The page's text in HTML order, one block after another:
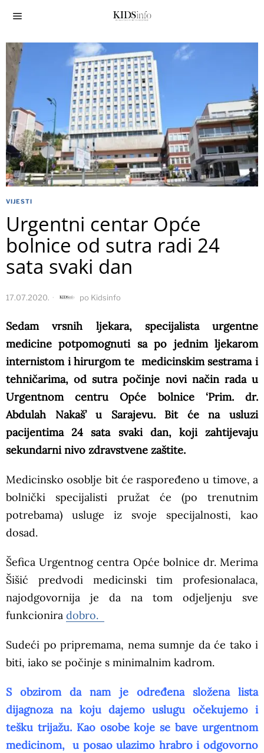
VIJESTI
Urgentni centar Opće
bolnice od sutra radi 24
sata svaki dan
17.07.2020. po Kidsinfo
Sedam vrsnih ljekara, specijalista urgentne
medicine potpomognuti sa po jednim ljekarom
internistom i hirurgom te medicinskim sestrama i
tehničarima, od sutra počinje novi način rada u
Urgentnom centru Opće bolnice ‘Prim. dr.
Abdulah Nakaš’ u Sarajevu. Bit će na usluzi
pacijentima 24 sata svaki dan, koji zahtijevaju
sekundarni nivo zdravstvene zaštite.
Medicinsko osoblje bit će raspoređeno u timove, a
bolnički specijalisti pružat će (po trenutnim
potrebama) usluge iz svoje specijalnosti, kao
dosad.
Šefica Urgentnog centra Opće bolnice dr. Merima
Šišić predvodi medicinski tim profesionalaca,
najodgovornija je da na tom odjeljenju sve
funkcionira dobro.
Sudeći po pripremama, nema sumnje da će tako i
biti, iako se počinje s minimalnim kadrom.
S obzirom da nam je određena složena lista
dijagnoza na koju dajemo uslugu očekujemo i
tešku trijažu. Kao osobe koje se bave urgentnom
medicinom, u posao ulazimo hrabro i odgovorno